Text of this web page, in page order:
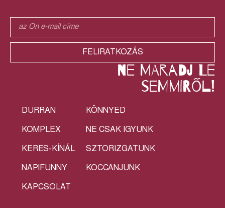
FELIRATKOZÁS
ne maradj le
semmiről!
DURRAN
KOMPLEX
KERES-KÍNÁL
NAPIFUNNY
KAPCSOLAT
KÖNNYED
NE CSAK IGYUNK
SZTORIZGATUNK
KOCCANJUNK